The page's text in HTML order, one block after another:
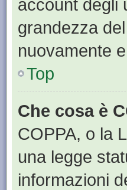
account degli
grandezza
nuovamente
Top
Che cosa è
COPPA, o la
una legge
informazioni